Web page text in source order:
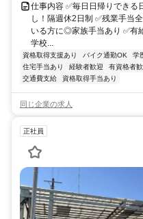
仕事内容 ✅毎日日帰りできる
し！隔週休2日制 ✅残業手当
いる方に◎家族手当あり ✅有
学校...
資格取得支援あり バイク通勤OK 学
住宅手当あり
経験者歓迎 有資格者
交通費支給
資格取得手当あり
同じ企業の求人
正社員